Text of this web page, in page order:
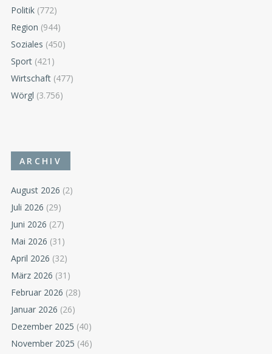
Politik (772)
Region (944)
Soziales (450)
Sport (421)
Wirtschaft (477)
Wörgl (3.756)
ARCHIV
August 2026 (2)
Juli 2026 (29)
Juni 2026 (27)
Mai 2026 (31)
April 2026 (32)
März 2026 (31)
Februar 2026 (28)
Januar 2026 (26)
Dezember 2025 (40)
November 2025 (46)